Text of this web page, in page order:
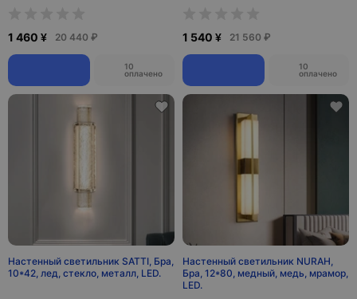
1 460 ¥ 20 440 ₽
10
оплачено
1 540 ¥ 21 560 ₽
10
оплачено
Настенный светильник SATTI, Бра,
10*42, лед, стекло, металл, LED.
Настенный светильник NURAH,
Бра, 12*80, медный, медь, мрамор,
LED.